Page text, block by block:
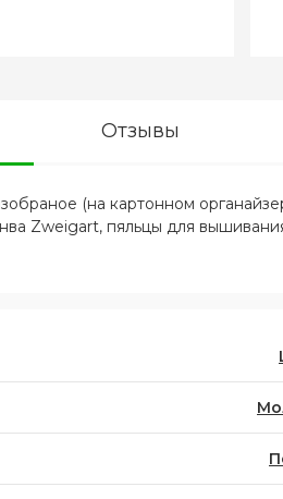
Отзывы
(на картонном
Zweigart, пяльцы для